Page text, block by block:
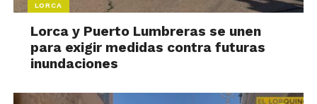
LORCA
Lorca y Puerto Lumbreras se unen
para exigir medidas contra futuras
inundaciones